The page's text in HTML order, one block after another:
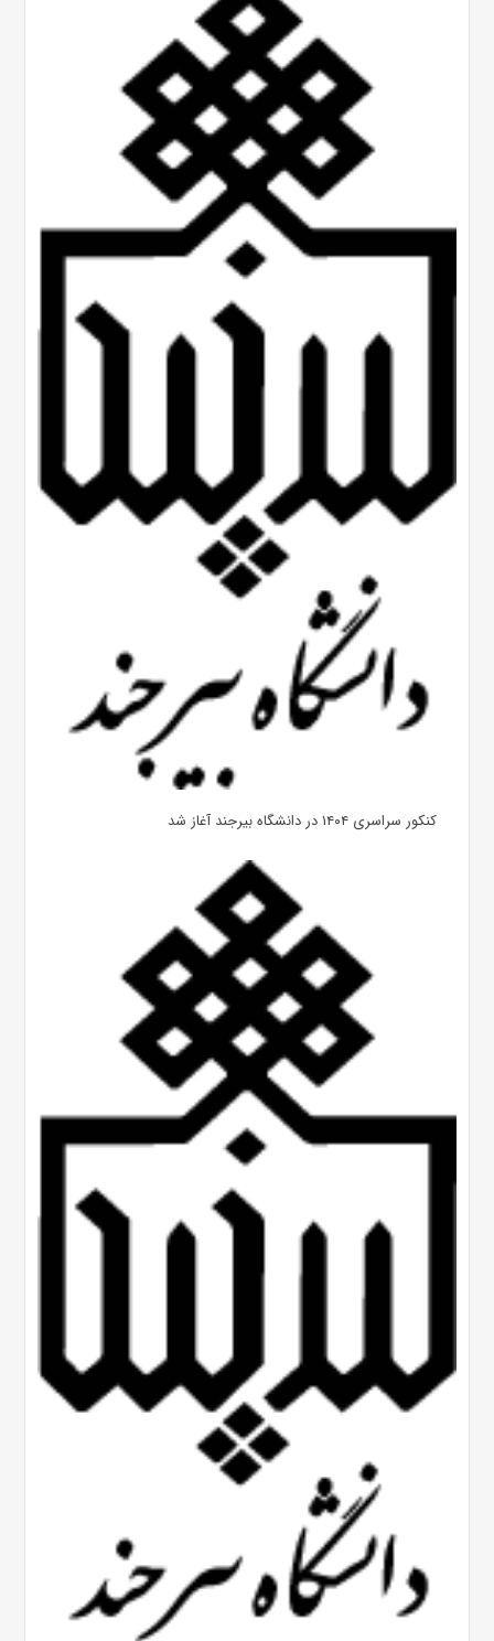
کنکور سراسری ۱۴۰۴ در دانشگاه بیرجند آغاز شد